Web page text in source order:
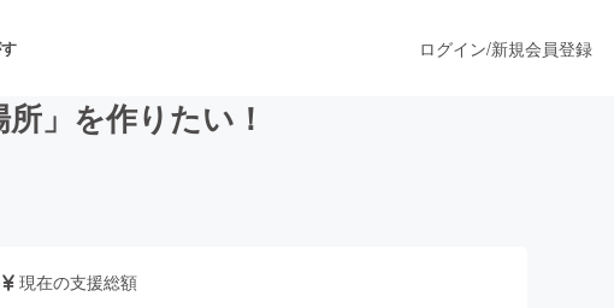
ンス
ログイン/新規会員登録
」を作りたい！
現在の支援総額